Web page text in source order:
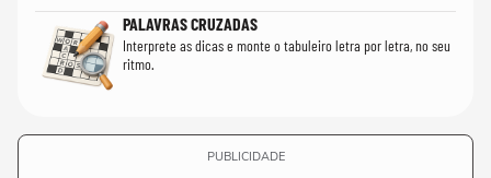
PALAVRAS CRUZADAS
Interprete as dicas e monte o tabuleiro letra por letra, no seu
ritmo.
PUBLICIDADE